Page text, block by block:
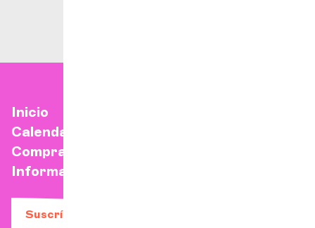
Inicio
Calendario
Comprar una entrada
Información práctica
Suscríbase a nuestro boletín